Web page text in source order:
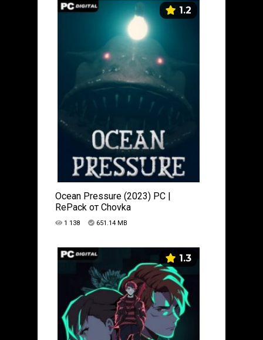
1.2
Ocean Pressure (2023) PC |
RePack от Chovka
1 138 651.14 MB
1.3